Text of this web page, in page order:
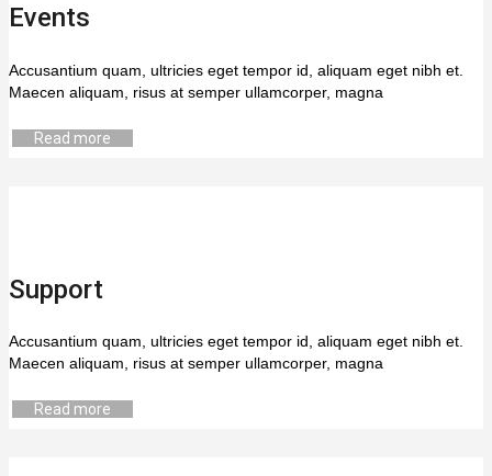
Events
Accusantium quam, ultricies eget tempor id, aliquam eget nibh et.
Maecen aliquam, risus at semper ullamcorper, magna
Read more
Support
Accusantium quam, ultricies eget tempor id, aliquam eget nibh et.
Maecen aliquam, risus at semper ullamcorper, magna
Read more